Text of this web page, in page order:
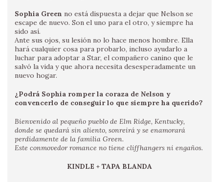
Sophia Green no está dispuesta a dejar que Nelson se
escape de nuevo. Son el uno para el otro, y siempre ha
sido así.
Ante sus ojos, su lesión no lo hace menos hombre. Ella
hará cualquier cosa para probarlo, incluso ayudarlo a
luchar para adoptar a Star, el compañero canino que le
salvó la vida y que ahora necesita desesperadamente un
nuevo hogar.
¿Podrá Sophia romper la coraza de Nelson y
convencerlo de conseguir lo que siempre ha querido?
Bienvenido al pequeño pueblo de Elm Ridge, Kentucky,
donde se quedará sin aliento, sonreirá y se enamorará
perdidamente de la familia Green.
Este conmovedor romance no tiene cliffhangers ni engaños.
KINDLE + TAPA BLANDA